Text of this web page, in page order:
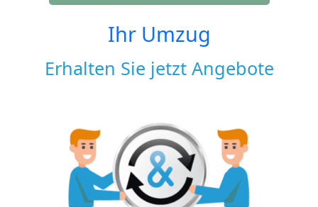
Ihr Umzug
Erhalten Sie jetzt Angebote